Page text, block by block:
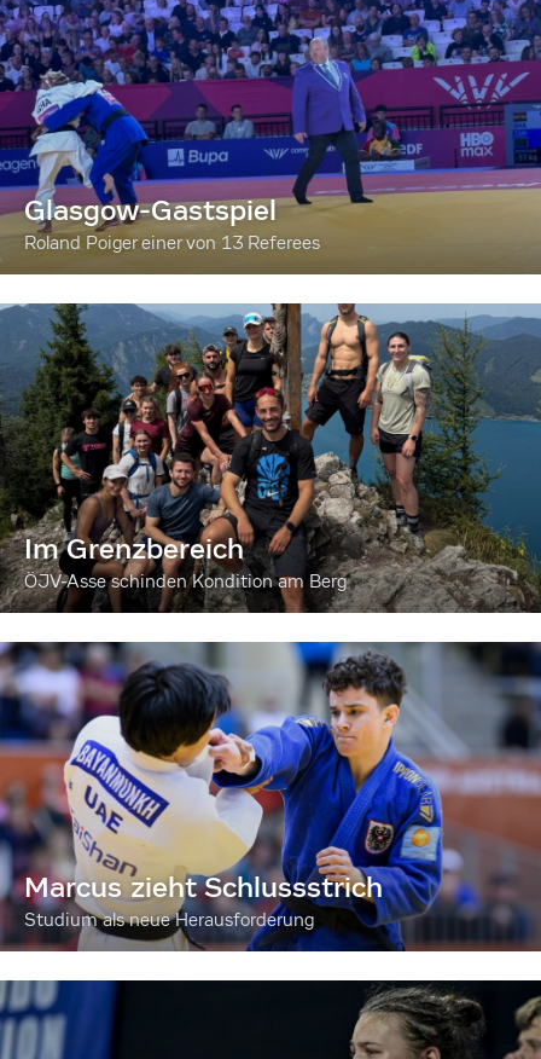
Glasgow-Gastspiel
Roland Poiger einer von 13 Referees
Im Grenzbereich
ÖJV-Asse schinden Kondition am Berg
Marcus zieht Schlussstrich
Studium als neue Herausforderung